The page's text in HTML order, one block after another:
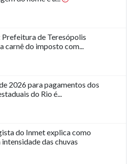
de Teresópolis
carnê do imposto com...
2026 para pagamentos dos
do Rio é...
do Inmet explica como
das chuvas